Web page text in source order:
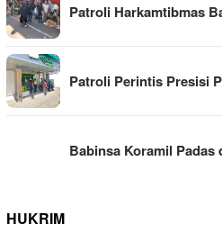
Patroli Harkamtibmas
Patroli Perintis Presisi
Babinsa Koramil
HUKRIM